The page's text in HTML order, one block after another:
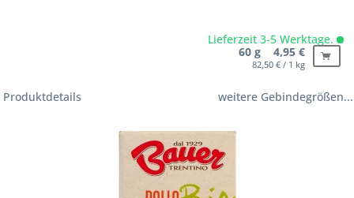
Lieferzeit 3-5 Werktage.
60 g 4,95 €
82,50 € / 1 kg
Produktdetails weitere Gebindegrößen...